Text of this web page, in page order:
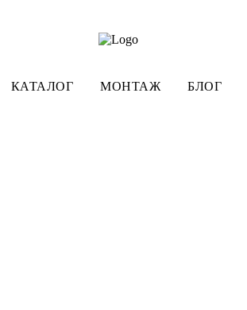
КАТАЛОГ МОНТАЖ БЛОГ